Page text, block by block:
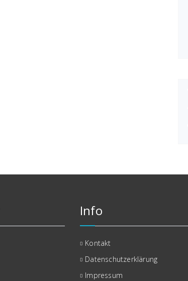
Info
Kontakt
Datenschutzerklärung
Impressum